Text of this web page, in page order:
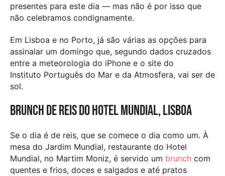
presentes para este dia — mas não é por isso que
não celebramos condignamente.
Em Lisboa e no Porto, já são várias as opções para
assinalar um domingo que, segundo dados cruzados
entre a meteorologia do iPhone e o site do
Instituto Português do Mar e da Atmosfera, vai ser de
sol.
Brunch de Reis do Hotel Mundial, Lisboa
Se o dia é de reis, que se comece o dia como um. À
mesa do Jardim Mundial, restaurante do Hotel
Mundial, no Martim Moniz, é servido um brunch com
quentes e frios, doces e salgados e até pratos